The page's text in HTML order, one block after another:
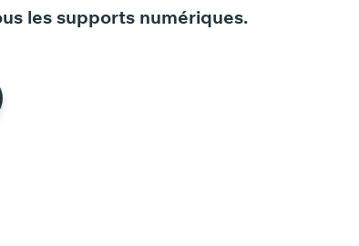
les supports numériques.